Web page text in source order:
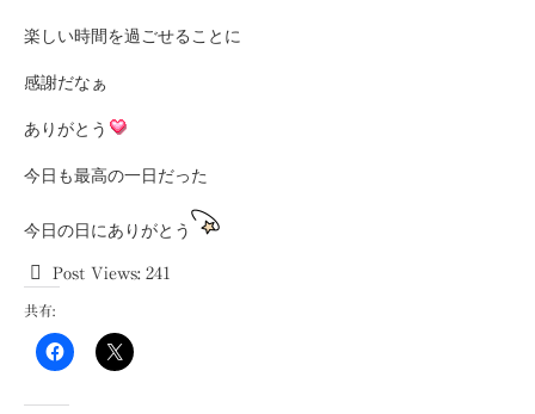
楽しい時間を過ごせることに
感謝だなぁ
ありがとう
今日も最高の一日だった
今日の日にありがとう
Post Views: 241
共有: